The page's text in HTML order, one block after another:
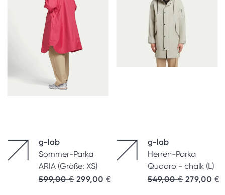
g-lab
Sommer-Parka
ARIA (Größe: XS)
599,00€ 299,00 €
g-lab
Herren-Parka
Quadro - chalk (L)
549,00€ 279,00 €